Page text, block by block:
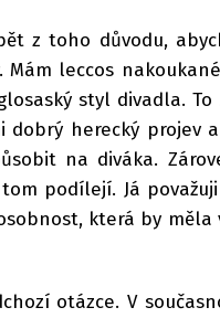
z toho důvodu,
leccos
styl divadla. To
herecký projev
na diváka.
podílejí. Já
která by měla
otázce. V